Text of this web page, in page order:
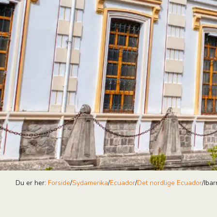
Du er her: Forside/Sydamerika/Ecuador/Det nordlige Ecuador/